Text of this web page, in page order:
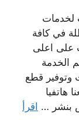
لخدمات
في كافة
على اعلى
الخدمة
وتوفير قطع
هاتفيا
بنشر … اقرأ